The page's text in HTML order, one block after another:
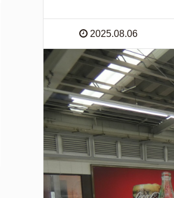
2025.08.06